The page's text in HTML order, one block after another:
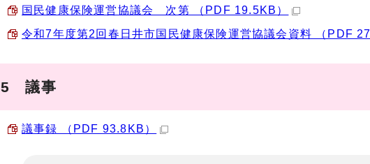
国民健康保険運営協議会 次第 （PDF 19.5KB）
令和7年度第2回春日井市国民健康保険運営協議会資料 （PDF
5 議事
議事録 （PDF 93.8KB）